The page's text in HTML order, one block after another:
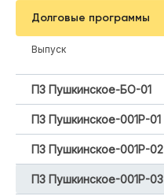
Долговые программы
Выпуск
ПЗ Пушкинское-БО-01
ПЗ Пушкинское-001Р-01
ПЗ Пушкинское-001Р-02
ПЗ Пушкинское-001Р-03